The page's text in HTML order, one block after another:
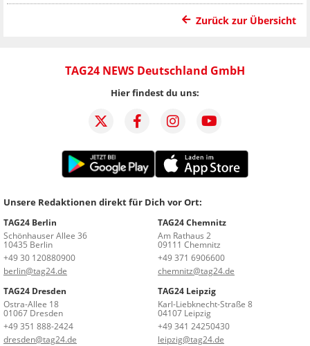
Zurück zur Übersicht
TAG24 NEWS Deutschland GmbH
Hier findest du uns:
Unsere Redaktionen direkt für Dich vor Ort:
TAG24 Berlin
Schönhauser Allee 36
10435 Berlin
+49 30 120880900
berlin@tag24.de
TAG24 Chemnitz
Am Rathaus 2
09111 Chemnitz
+49 371 6906600
chemnitz@tag24.de
TAG24 Dresden
Ostra-Allee 18
01067 Dresden
+49 351 888-2424
dresden@tag24.de
TAG24 Leipzig
Karl-Liebknecht-Straße 8
04107 Leipzig
+49 341 24250430
leipzig@tag24.de